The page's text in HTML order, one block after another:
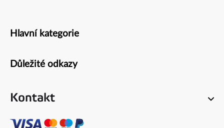
Zápatí
Hlavní kategorie
Důležité odkazy
Kontakt